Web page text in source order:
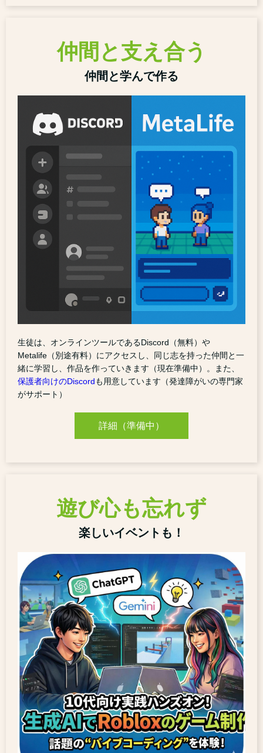
仲間と支え合う
仲間と学んで作る
生徒は、オンラインツールであるDiscord（無料）や
Metalife（別途有料）にアクセスし、同じ志を持った仲間と一
緒に学習し、作品を作っていきます（現在準備中）。また、
保護者向けのDiscordも用意しています（発達障がいの専門家
がサポート）
詳細（準備中）
遊び心も忘れず
楽しいイベントも！